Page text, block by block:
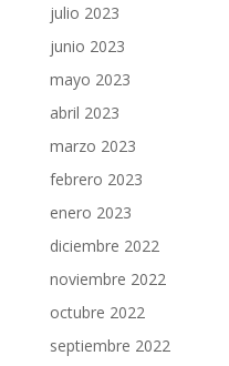
julio 2023
junio 2023
mayo 2023
abril 2023
marzo 2023
febrero 2023
enero 2023
diciembre 2022
noviembre 2022
octubre 2022
septiembre 2022